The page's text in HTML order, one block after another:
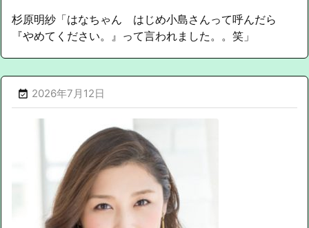
杉原明紗「はなちゃん はじめ小島さんって呼んだら
『やめてください。』って言われました。。笑」
 2026年7月12日